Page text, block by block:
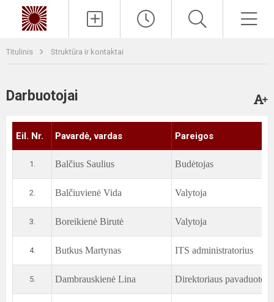
Titulinis Struktūra ir kontaktai
Darbuotojai
Eil. Nr. Pavardė, vardas Pareigos
1. Balčius Saulius Budėtojas
2. Balčiuvienė Vida Valytoja
3. Boreikienė Birutė Valytoja
4. Butkus Martynas ITS administratorius
5. Dambrauskienė Lina Direktoriaus